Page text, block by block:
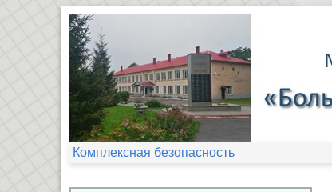
Комплексная безопасность